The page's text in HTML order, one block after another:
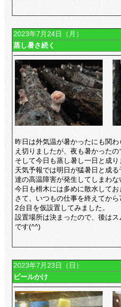
2023年7月24日（月）
蒸し暑さ続く
昨日は外気温が暑かったにも関
え切りましたが、夜も暑かったの
そして今日も蒸し暑し一日と成り
天気予報では明日が猛暑日と成
達の高温障害が発生してしまわな
今日も榾木には多めに散水してお
さて、いつもの仕事を終えてか
2台目を仮設置してみました。
設置場所は決まったので、後は
です(^^)
2023年7月23日（日）
ビールかけ